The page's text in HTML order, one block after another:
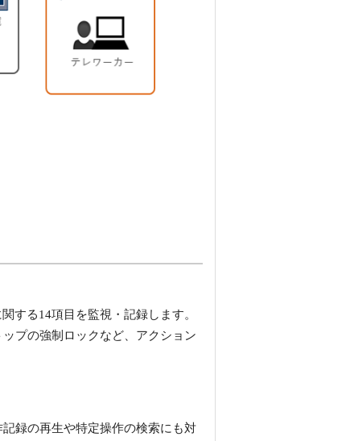
する14項目を監視・記録します。
プの強制ロックなど、アクション
録の再生や特定操作の検索にも対